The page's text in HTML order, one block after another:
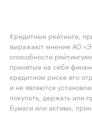
Кредитные рейтинги,
выражают мнение АО
способности
принятые на себя
кредитном риске его
и не являются
покупать, держать или
бумаги или активы,